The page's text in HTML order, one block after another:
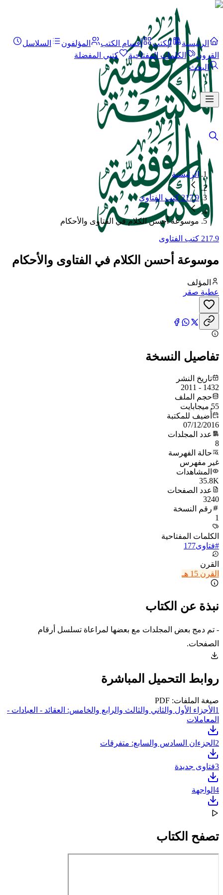
الرئيسية الكتب أقسام الكتب المؤلفون
السلاسل
القرون
الكلمات المفتاحية
كتبي المفضلة
البحث
الرئيسية
217.9 كتب الفتاوى
موسوعة أحسن الكلام في الفتاوى والأحكام
217.9 كتب الفتاوى
موسوعة أحسن الكلام في الفتاوى والأحكام
المؤلف
عطية صقر
تفاصيل النسخة
تاريخ النشر
1432 - 2011
حجم الملف
55 ميجابايت
أُضيف للمكتبة
07/12/2016
عدد المجلدات
8
حالة الفهرسة
غير مفهرس
المشاهدات
35.8K
عدد الصفحات
3240
رقم النسخة
1
الكلمات المفتاحية
#فتاوى177
القرن
القرن 15 هـ
نبذة عن الكتاب
- تم دمج بعض المجلدات مع بعضها لمراعاة تسلسل أرقام
الصفحات.
روابط التحميل المباشرة
صيغة الملفات: PDF
1 الأجزاء الأول والثاني والثالث والرابع والخامس: العقائد - العبادات -
المعاملات
2 الجزءان السادس والسابع: متفرقات
3فتاوى جديدة
4 الواجهة
تصفح الكتاب